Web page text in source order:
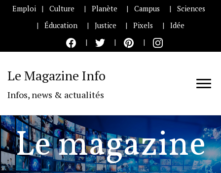
Emploi Culture Planète Campus
Sciences
Éducation
Justice Pixels Idée
Le Magazine Info
Infos, news & actualités
Le magazine